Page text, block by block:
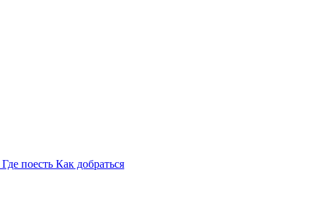
Где поесть Как добраться